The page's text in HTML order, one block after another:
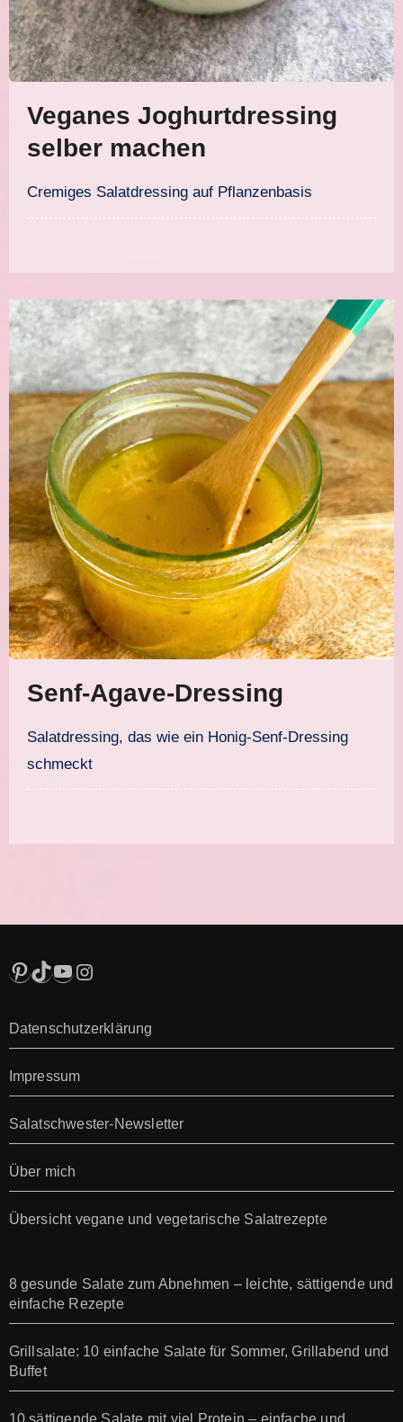
Veganes Joghurtdressing
selber machen
Cremiges Salatdressing auf Pflanzenbasis
Senf-Agave-Dressing
Salatdressing, das wie ein Honig-Senf-Dressing
schmeckt
Pinterest
TikTok
YouTube
Instagram
Datenschutzerklärung
Impressum
Salatschwester-Newsletter
Über mich
Übersicht vegane und vegetarische Salatrezepte
8 gesunde Salate zum Abnehmen – leichte, sättigende und
einfache Rezepte
Grillsalate: 10 einfache Salate für Sommer, Grillabend und
Buffet